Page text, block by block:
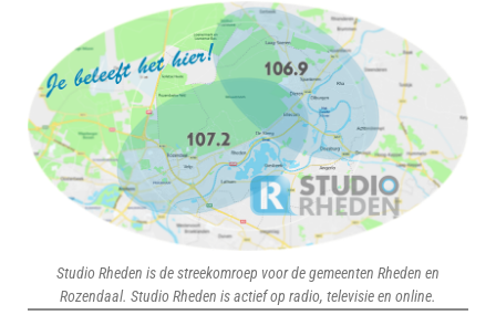
Studio Rheden is de streekomroep voor de gemeenten Rheden en
Rozendaal. Studio Rheden is actief op radio, televisie en online.